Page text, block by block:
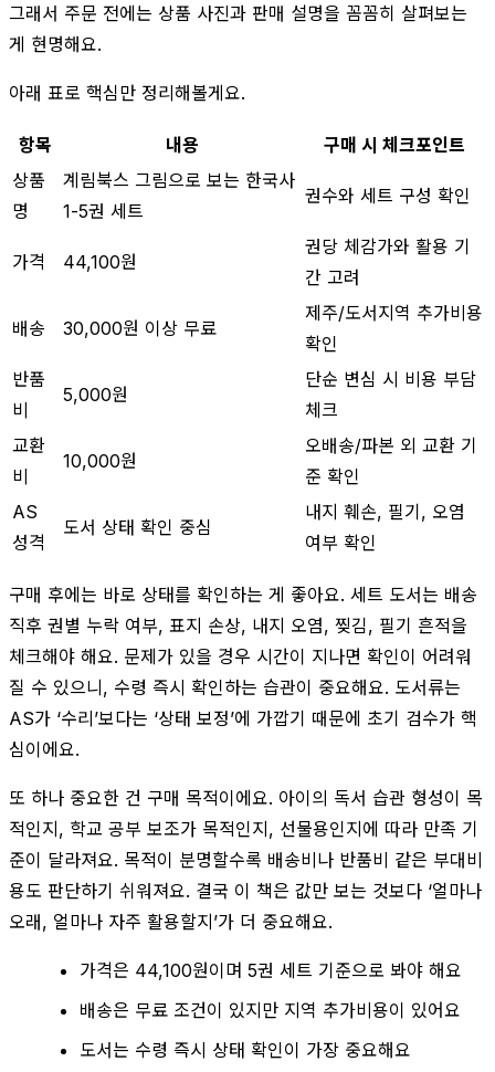
그래서 주문 전에는 상품 사진과 판매 설명을 꼼꼼히 살펴보는
게 현명해요.
아래 표로 핵심만 정리해볼게요.
항목 내용
구매 시 체크포인트
상품
명
계림북스 그림으로 보는 한국사
1-5권 세트
권수와 세트 구성 확인
가격 44,100원
권당 체감가와 활용 기
간 고려
배송 30,000원 이상 무료
제주/도서지역 추가비용
확인
반품
비
5,000원
단순 변심 시 비용 부담
체크
교환
비
10,000원
오배송/파본 외 교환 기
준 확인
AS
성격
도서 상태 확인 중심
내지 훼손, 필기, 오염
여부 확인
구매 후에는 바로 상태를 확인하는 게 좋아요. 세트 도서는 배송
직후 권별 누락 여부, 표지 손상, 내지 오염, 찢김, 필기 흔적을
체크해야 해요. 문제가 있을 경우 시간이 지나면 확인이 어려워
질 수 있으니, 수령 즉시 확인하는 습관이 중요해요. 도서류는
AS가 ‘수리’보다는 ‘상태 보정’에 가깝기 때문에 초기 검수가 핵
심이에요.
또 하나 중요한 건 구매 목적이에요. 아이의 독서 습관 형성이 목
적인지, 학교 공부 보조가 목적인지, 선물용인지에 따라 만족 기
준이 달라져요. 목적이 분명할수록 배송비나 반품비 같은 부대비
용도 판단하기 쉬워져요. 결국 이 책은 값만 보는 것보다 ‘얼마나
오래, 얼마나 자주 활용할지’가 더 중요해요.
가격은 44,100원이며 5권 세트 기준으로 봐야 해요
배송은 무료 조건이 있지만 지역 추가비용이 있어요
도서는 수령 즉시 상태 확인이 가장 중요해요